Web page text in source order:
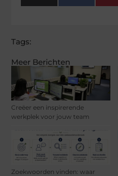
Meer Berichten
Creëer een inspirerende
werkplek voor jouw team
Zoekwoorden vinden: waar
(Twitter)
Tags: